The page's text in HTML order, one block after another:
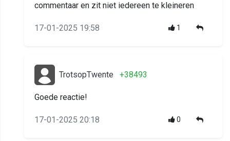
commentaar en zit niet iedereen te kleineren
17-01-2025 19:58 1
TrotsopTwente +38493
Goede reactie!
17-01-2025 20:18 0